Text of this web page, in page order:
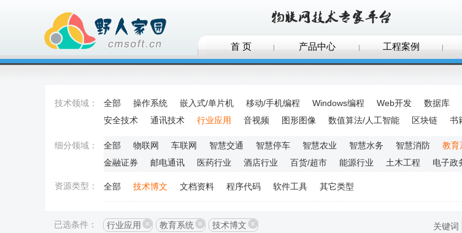
首 页 产品中心 工程案例
技术领域： 全部 操作系统 嵌入式/单片机 移动/手机编程 Windows编程 Web开发 数据库
安全技术
通讯技术 行业应用 音视频 图形图像 数值算法/人工智能 区块链 书
细分领域： 全部 物联网 车联网 智慧交通 智慧停车 智慧农业 智慧水务 智慧消防 教育
金融证券
邮电通讯 医药行业 酒店行业 百货/超市 能源行业 土木工程 电子政
资源类型： 全部 技术博文 文档资料 程序代码 软件工具 其它类型
已选条件： 行业应用 教育系统 技术博文 关键词